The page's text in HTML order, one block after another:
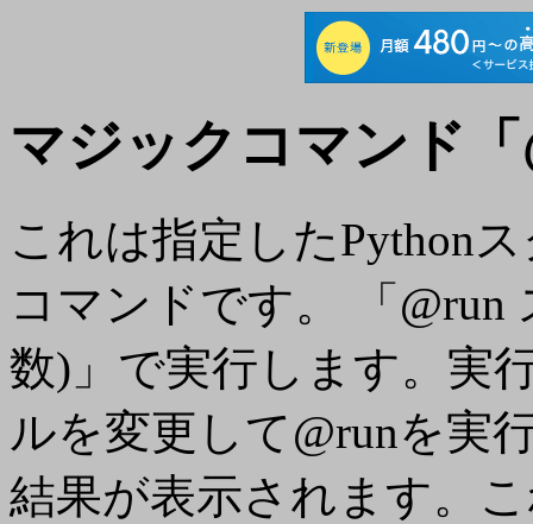
マジックコマンド
これは指定したPython
コマンドです。 「
数)」で実行します。実
ルを変更して@runを実
結果が表示されます。